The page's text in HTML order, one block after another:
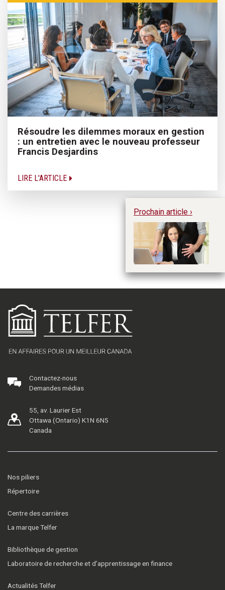
Résoudre les dilemmes moraux en gestion
: un entretien avec le nouveau professeur
Francis Desjardins
LIRE L'ARTICLE
Prochain article ›
Contactez-nous
Demandes médias
55, av. Laurier Est
Ottawa (Ontario) K1N 6N5
Canada
Nos piliers
Répertoire
Centre des carrières
La marque Telfer
Bibliothèque de gestion
Laboratoire de recherche et d’apprentissage en finance
Actualités Telfer